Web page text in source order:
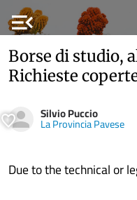
menu_open
Borse di studio,
Richieste
Silvio Puccio
La Provincia Pavese
Due to the technical or